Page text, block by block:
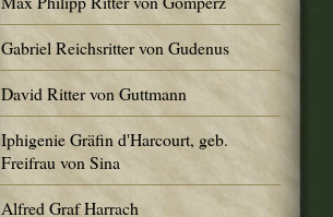
Gabriel Reichsritter von Gudenus
David Ritter von Guttmann
Iphigenie Gräfin d'Harcourt, geb.
Freifrau von Sina
Alfred Graf Harrach